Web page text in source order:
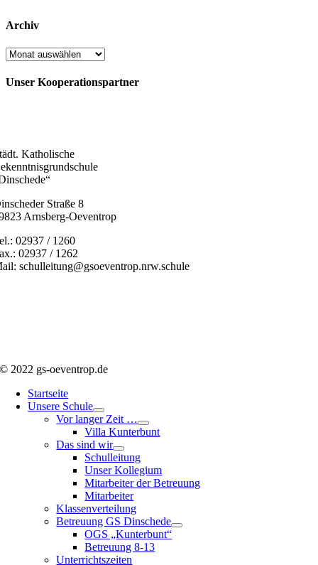
Archiv
Archiv
Unser Kooperationspartner
Katholische
Straße 8
Arnsberg-Oeventrop
02937 / 1260
02937 / 1262
schulleitung@gsoeventrop.nrw.schule
© 2022 gs-oeventrop.de
Startseite
Unsere Schule
Vor langer Zeit …
Villa Kunterbunt
Das sind wir
Schulleitung
Unser Kollegium
Mitarbeiter der Betreuung
Mitarbeiter
Klassenverteilung
Betreuung GS Dinschede
OGS „Kunterbunt“
Betreuung 8-13
Unterrichtszeiten